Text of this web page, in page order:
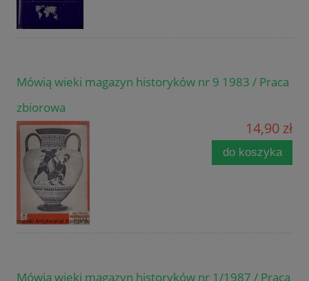
Mówią wieki magazyn historyków nr 9 1983 / Praca
zbiorowa
14,90 zł
do koszyka
Mówią wieki magazyn historyków nr 1/1987 / Praca